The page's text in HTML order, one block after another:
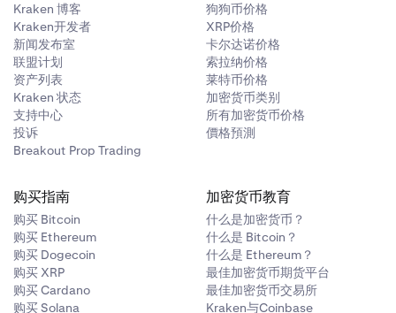
Kraken 博客
Kraken开发者
新闻发布室
联盟计划
资产列表
Kraken 状态
支持中心
投诉
Breakout Prop Trading
狗狗币价格
XRP价格
卡尔达诺价格
索拉纳价格
莱特币价格
加密货币类别
所有加密货币价格
價格預測
购买指南
购买 Bitcoin
购买 Ethereum
购买 Dogecoin
购买 XRP
购买 Cardano
购买 Solana
加密货币教育
什么是加密货币？
什么是 Bitcoin？
什么是 Ethereum？
最佳加密货币期货平台
最佳加密货币交易所
Kraken与Coinbase